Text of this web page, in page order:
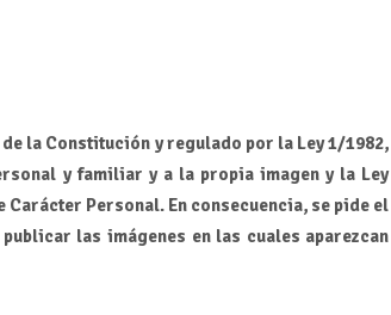
la Constitución y regulado por la Ley 1/1982,
y familiar y a la propia imagen y la Ley
Personal. En consecuencia, se pide el
las imágenes en las cuales aparezcan